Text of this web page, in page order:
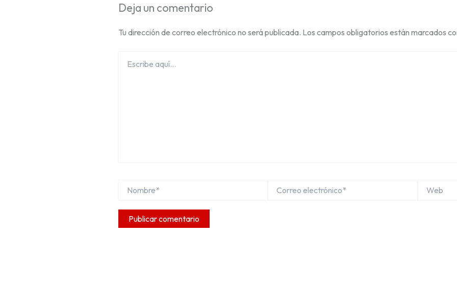
Deja un comentario
Tu dirección de correo electrónico no será publicada. Los campos obligatorios están marcados
aquí...
electrónico*